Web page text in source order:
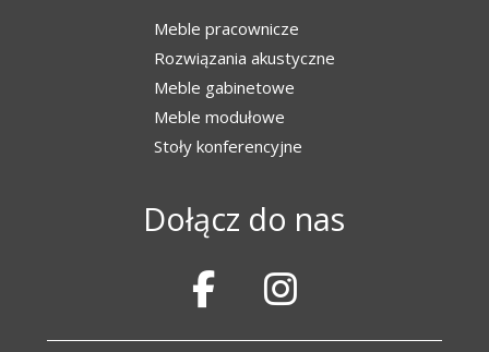
Meble pracownicze
Rozwiązania akustyczne
Meble gabinetowe
Meble modułowe
Stoły konferencyjne
Dołącz do nas